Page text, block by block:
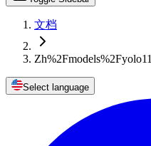
文档
Zh%2Fmodels%2Fyolo11
Select language